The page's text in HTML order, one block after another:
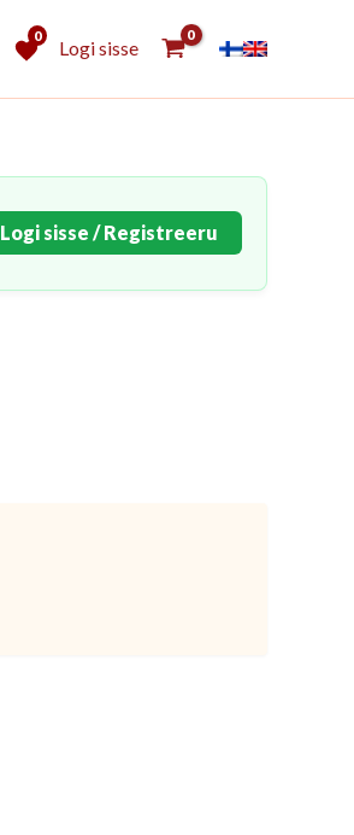
0
Logi sisse
Logi sisse / Registreeru